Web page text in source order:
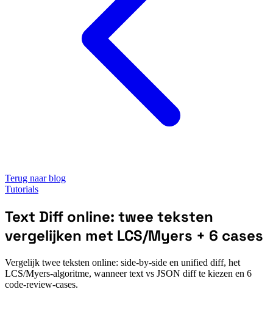
Terug naar blog
Tutorials
Text Diff online: twee teksten
vergelijken met LCS/Myers + 6 cases
Vergelijk twee teksten online: side-by-side en unified diff, het
LCS/Myers-algoritme, wanneer text vs JSON diff te kiezen en 6
code-review-cases.